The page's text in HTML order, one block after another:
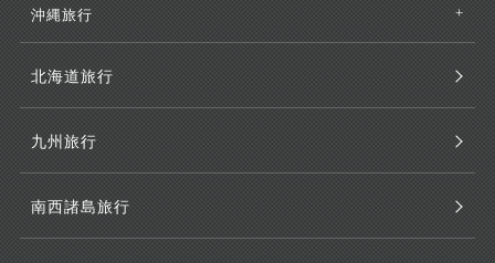
沖縄旅行
北海道旅行
九州旅行
南西諸島旅行